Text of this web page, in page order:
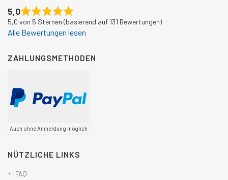
5,0
5,0 von 5 Sternen (basierend auf 131 Bewertungen)
Alle Bewertungen lesen
ZAHLUNGSMETHODEN
Auch ohne Anmeldung möglich
NÜTZLICHE LINKS
FAQ